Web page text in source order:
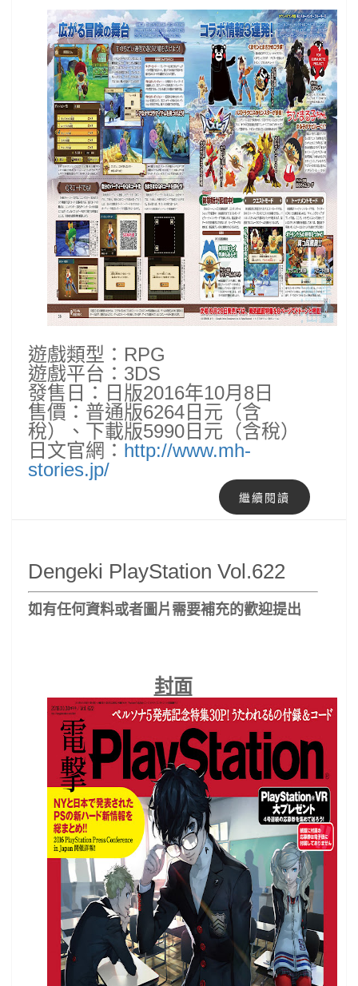
遊戲類型：RPG
遊戲平台：3DS
發售日：日版2016年10月8日
售價：普通版6264日元（含
稅）、下載版5990日元（含稅）
日文官網： http://www.mh-
stories.jp/
繼續閱讀
Dengeki PlayStation Vol.622
如有任何資料或者圖片需要補充的歡迎提出
封面